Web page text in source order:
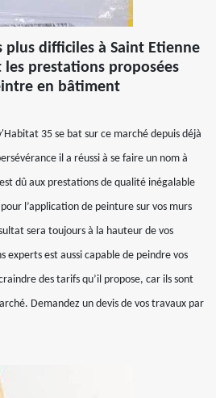
plus difficiles à Saint Etienne
les prestations proposées
en bâtiment
35 se bat sur ce marché depuis déjà
il a réussi à se faire un nom à
dû aux prestations de qualité inégalable
l’application de peinture sur vos murs
sera toujours à la hauteur de vos
experts est aussi capable de peindre vos
des tarifs qu’il propose, car ils sont
Demandez un devis de vos travaux par